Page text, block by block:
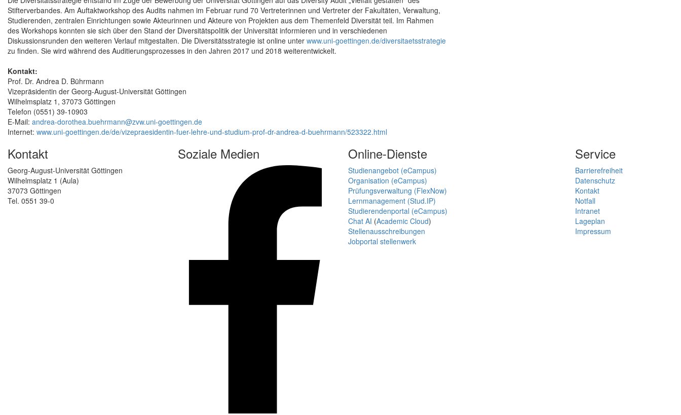
Stifterverbandes. Am Auftaktworkshop des Audits nahmen im Februar rund 70 Vertreterinnen und Vertreter der Fakultäten, Verwaltung,
Studierenden, zentralen Einrichtungen sowie Akteurinnen und Akteure von Projekten aus dem Themenfeld Diversität teil. Im Rahmen
des Workshops konnten sie sich über den Stand der Diversitätspolitik der Universität informieren und in verschiedenen
Diskussionsrunden den weiteren Verlauf mitgestalten. Die Diversitätsstrategie ist online unter www.uni-goettingen.de/diversitaetsstrategie
zu finden. Sie wird während des Auditierungsprozesses in den Jahren 2017 und 2018 weiterentwickelt.
Kontakt:
Prof. Dr. Andrea D. Bührmann
Vizepräsidentin der Georg-August-Universität Göttingen
Wilhelmsplatz 1, 37073 Göttingen
Telefon (0551) 39-10903
E-Mail: andrea-dorothea.buehrmann@zvw.uni-goettingen.de
Internet: www.uni-goettingen.de/de/vizepraesidentin-fuer-lehre-und-studium-prof-dr-andrea-d-buehrmann/523322.html
Kontakt
Georg-August-Universität Göttingen
Wilhelmsplatz 1 (Aula)
37073 Göttingen
Tel. 0551 39-0
Soziale Medien Online-Dienste
Studienangebot (eCampus)
Organisation (eCampus)
Prüfungsverwaltung (FlexNow)
Lernmanagement (Stud.IP)
Studierendenportal (eCampus)
Chat AI (Academic Cloud)
Stellenausschreibungen
Jobportal stellenwerk
Service
Barrierefreiheit
Datenschutz
Kontakt
Notfall
Intranet
Lageplan
Impressum